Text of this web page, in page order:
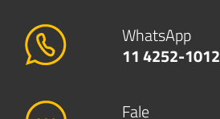
WhatsApp
11 4252-1012
Fale